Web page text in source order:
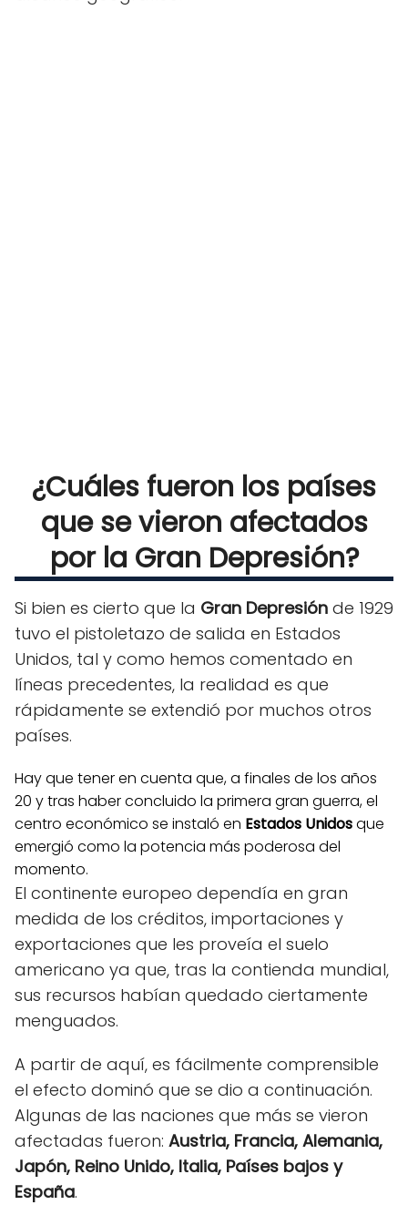
¿Cuáles fueron los países
que se vieron afectados
por la Gran Depresión?
Si bien es cierto que la Gran Depresión de 1929
tuvo el pistoletazo de salida en Estados
Unidos, tal y como hemos comentado en
líneas precedentes, la realidad es que
rápidamente se extendió por muchos otros
países.
Hay que tener en cuenta que, a finales de los años
20 y tras haber concluido la primera gran guerra, el
centro económico se instaló en Estados Unidosque
emergió como la potencia más poderosa del
momento.
El continente europeo dependía en gran
medida de los créditos, importaciones y
exportaciones que les proveía el suelo
americano ya que, tras la contienda mundial,
sus recursos habían quedado ciertamente
menguados.
A partir de aquí, es fácilmente comprensible
el efecto dominó que se dio a continuación.
Algunas de las naciones que más se vieron
afectadas fueron: Austria, Francia, Alemania,
Japón, Reino Unido, Italia, Países bajos y
España.